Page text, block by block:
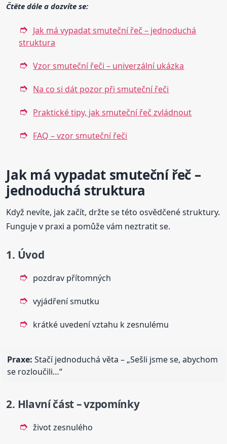
Čtěte dále a dozvíte se:
Jak má vypadat smuteční řeč – jednoduchá
struktura
Vzor smuteční řeči – univerzální ukázka
Na co si dát pozor při smuteční řeči
Praktické tipy, jak smuteční řeč zvládnout
FAQ – vzor smuteční řeči
Jak má vypadat smuteční řeč –
jednoduchá struktura
Když nevíte, jak začít, držte se této osvědčené struktury.
Funguje v praxi a pomůže vám neztratit se.
1. Úvod
pozdrav přítomných
vyjádření smutku
krátké uvedení vztahu k zesnulému
Praxe: Stačí jednoduchá věta – „Sešli jsme se, abychom
se rozloučili…“
2. Hlavní část – vzpomínky
život zesnulého